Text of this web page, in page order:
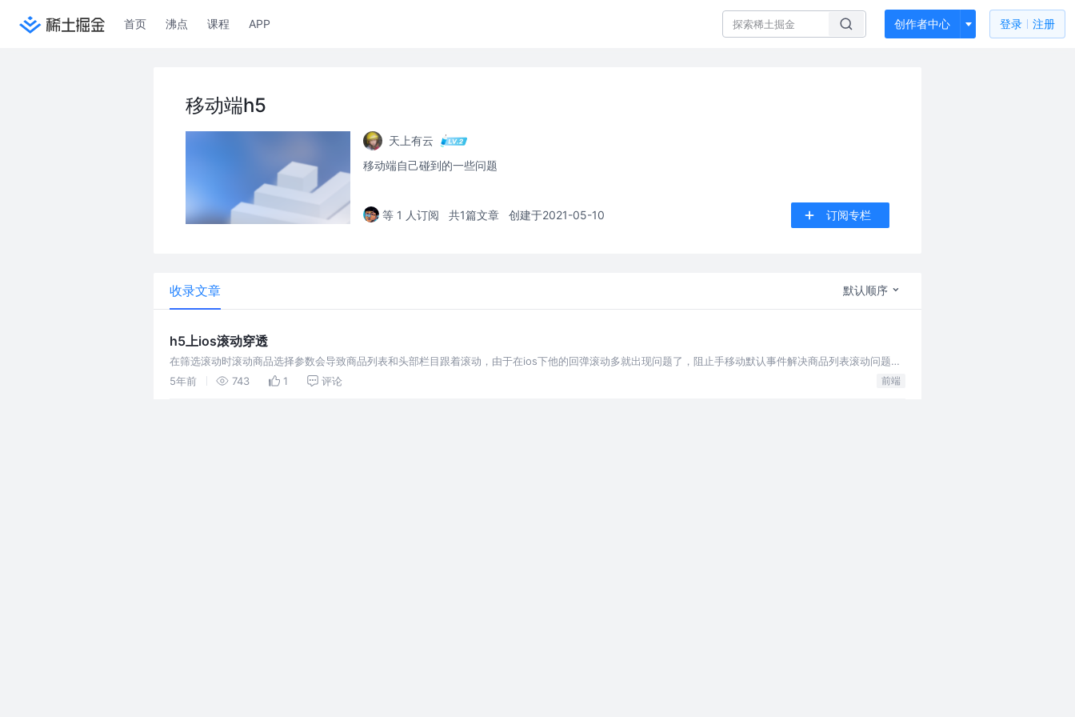
首页 沸点 课程 APP 创作者中心 登录 注册
移动端h5
天上有云
移动端自己碰到的一些问题
等 1 人订阅 共1篇文章 创建于2021-05-10 订阅专栏
收录文章 默认顺序
h5上ios滚动穿透
在筛选滚动时滚动商品选择参数会导致商品列表和头部栏目跟着滚动，由于在ios下他的回弹滚动多就出现问题了，阻止手移动默认事件解决商品列表滚动问题，
使用固定定位解决头部栏目滚动问题
5年前 743 1 评论 前端